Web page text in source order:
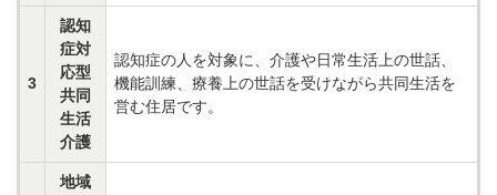
3
認知
症対
応型
共同
生活
介護
認知症の人を対象に、介護や日常生活上の世話、
機能訓練、療養上の世話を受けながら共同生活を
営む住居です。
地域